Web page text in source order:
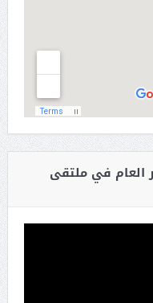
العام في ملتقى